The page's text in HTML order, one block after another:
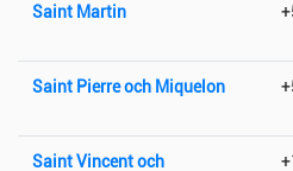
Saint Martin
Saint Pierre och Miquelon
Saint Vincent och